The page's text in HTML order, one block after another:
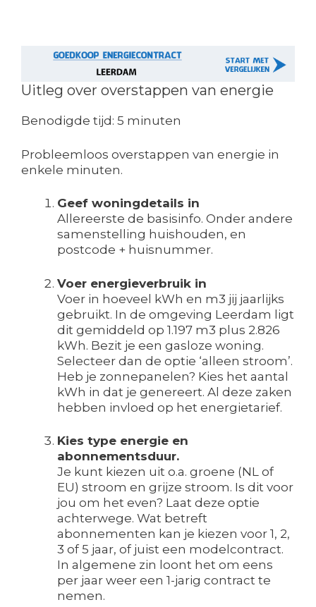
Uitleg over overstappen van energie
Benodigde tijd: 5 minuten
Probleemloos overstappen van energie in
enkele minuten.
Geef woningdetails in
Allereerste de basisinfo. Onder andere
samenstelling huishouden, en
postcode + huisnummer.
Voer energieverbruik in
Voer in hoeveel kWh en m3 jij jaarlijks
gebruikt. In de omgeving Leerdam ligt
dit gemiddeld op 1.197 m3 plus 2.826
kWh. Bezit je een gasloze woning.
Selecteer dan de optie ‘alleen stroom’.
Heb je zonnepanelen? Kies het aantal
kWh in dat je genereert. Al deze zaken
hebben invloed op het energietarief.
Kies type energie en
abonnementsduur.
Je kunt kiezen uit o.a. groene (NL of
EU) stroom en grijze stroom. Is dit voor
jou om het even? Laat deze optie
achterwege. Wat betreft
abonnementen kan je kiezen voor 1, 2,
3 of 5 jaar, of juist een modelcontract.
In algemene zin loont het om eens
per jaar weer een 1-jarig contract te
nemen.